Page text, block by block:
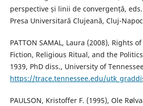
perspective și linii de convergență,
Presa Universitară Clujeană, Cluj-
PATTON SAMAL, Laura (2008), Rights
Fiction, Religious Ritual, and the
1939, PhD diss., University of
https://trace.tennessee.edu/
PAULSON, Kristoffer F. (1995), Ole